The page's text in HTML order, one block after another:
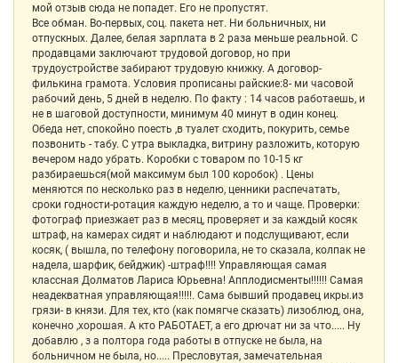
мой отзыв сюда не попадет. Его не пропустят.
Все обман. Во-первых, соц. пакета нет. Ни больничных, ни
отпускных. Далее, белая зарплата в 2 раза меньше реальной. С
продавцами заключают трудовой договор, но при
трудоустройстве забирают трудовую книжку. А договор-
филькина грамота. Условия прописаны райские:8- ми часовой
рабочий день, 5 дней в неделю. По факту : 14 часов работаешь, и
не в шаговой доступности, минимум 40 минут в один конец.
Обеда нет, спокойно поесть ,в туалет сходить, покурить, семье
позвонить - табу. С утра выкладка, витрину разложить, которую
вечером надо убрать. Коробки с товаром по 10-15 кг
разбираешься(мой максимум был 100 коробок) . Цены
меняются по несколько раз в неделю, ценники распечатать,
сроки годности-ротация каждую неделю, а то и чаще. Проверки:
фотограф приезжает раз в месяц, проверяет и за каждый косяк
штраф, на камерах сидят и наблюдают и подслущивают, если
косяк, ( вышла, по телефону поговорила, не то сказала, колпак не
надела, шарфик, бейджик) -штраф!!!! Управляющая самая
классная Долматов Лариса Юрьевна! Апплодисменты!!!!!! Самая
неадекватная управляющая!!!!!. Сама бывший продавец икры.из
грязи- в князи. Для тех, кто (как помягче сказать) лизоблюд, она,
конечно ,хорошая. А кто РАБОТАЕТ, а его дрючат ни за что..... Ну
добавлю , з а полтора года работы в отпуске не была, на
больничном не была, но..... Пресловутая, замечательная